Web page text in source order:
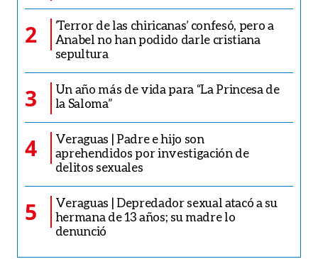
2
‘Terror de las chiricanas’ confesó, pero a
Anabel no han podido darle cristiana
sepultura
3
Un año más de vida para “La Princesa de
la Saloma”
4
Veraguas | Padre e hijo son
aprehendidos por investigación de
delitos sexuales
5
Veraguas | Depredador sexual atacó a su
hermana de 13 años; su madre lo
denunció